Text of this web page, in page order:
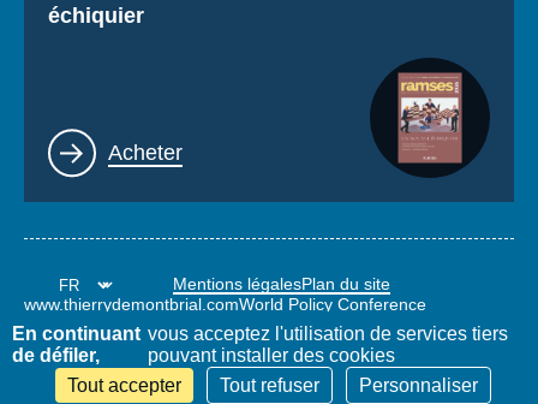
échiquier
Lien
Acheter
Mentions légalesPlan du site
www.thierrydemontbrial.comWorld Policy Conference
En continuant
de défiler,
vous acceptez l'utilisation de services tiers
pouvant installer des cookies
Tout accepter
Tout refuser Personnaliser